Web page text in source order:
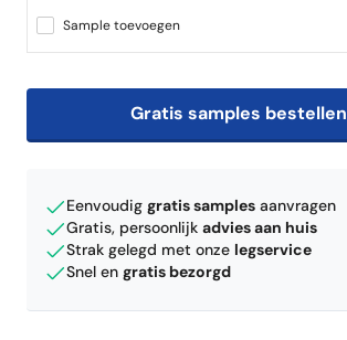
Sample toevoegen
Gratis samples bestellen
Eenvoudig gratis samples aanvragen
Gratis, persoonlijk advies aan huis
Strak gelegd met onze legservice
Snel en gratis bezorgd